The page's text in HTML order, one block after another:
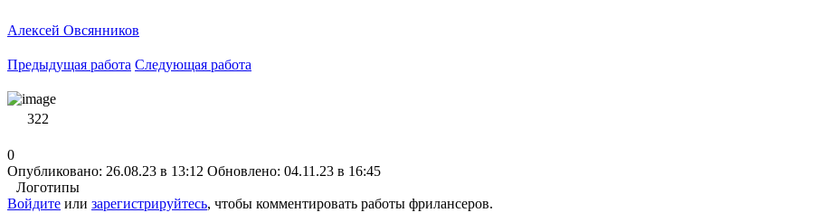
Алексей Овсянников
Предыдущая работа Следующая работа
322
0
Опубликовано: 26.08.23 в 13:12 Обновлено: 04.11.23 в 16:45
Логотипы
Войдите или зарегистрируйтесь, чтобы комментировать работы фрилансеров.